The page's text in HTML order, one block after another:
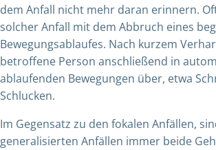
dem Anfall nicht mehr daran erinnern.
solcher Anfall mit dem Abbruch eines
Bewegungsablaufes. Nach kurzem
betroffene Person anschließend in
ablaufenden Bewegungen über, etwa
Schlucken.
Im Gegensatz zu den fokalen Anfällen,
generalisierten Anfällen immer beide